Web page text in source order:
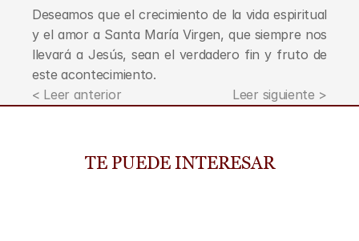
Deseamos que el crecimiento de la vida espiritual
y el amor a Santa María Virgen, que siempre nos
llevará a Jesús, sean el verdadero fin y fruto de
este acontecimiento.
< Leer anterior
Leer siguiente >
TE PUEDE INTERESAR